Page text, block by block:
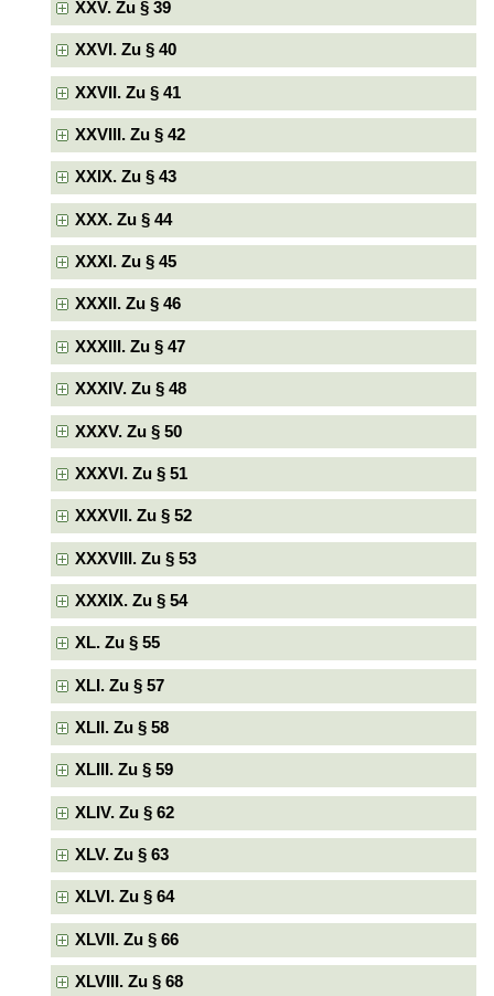
XXV. Zu § 39
XXVI. Zu § 40
XXVII. Zu § 41
XXVIII. Zu § 42
XXIX. Zu § 43
XXX. Zu § 44
XXXI. Zu § 45
XXXII. Zu § 46
XXXIII. Zu § 47
XXXIV. Zu § 48
XXXV. Zu § 50
XXXVI. Zu § 51
XXXVII. Zu § 52
XXXVIII. Zu § 53
XXXIX. Zu § 54
XL. Zu § 55
XLI. Zu § 57
XLII. Zu § 58
XLIII. Zu § 59
XLIV. Zu § 62
XLV. Zu § 63
XLVI. Zu § 64
XLVII. Zu § 66
XLVIII. Zu § 68